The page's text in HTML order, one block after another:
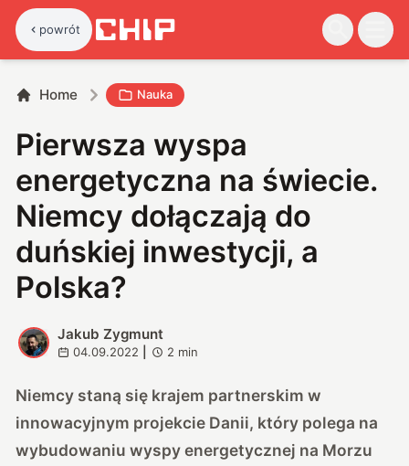
powrót
Home Nauka
Pierwsza wyspa
energetyczna na świecie.
Niemcy dołączają do
duńskiej inwestycji, a
Polska?
J
Jakub Zygmunt
04.09.2022 2 min
Niemcy staną się krajem partnerskim w
innowacyjnym projekcie Danii, który polega na
wybudowaniu wyspy energetycznej na Morzu